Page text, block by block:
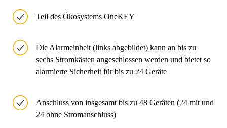
Teil des Ökosystems OneKEY
Die Alarmeinheit (links abgebildet) kann an bis zu
sechs Stromkästen angeschlossen werden und bietet so
alarmierte Sicherheit für bis zu 24 Geräte
Anschluss von insgesamt bis zu 48 Geräten (24 mit und
24 ohne Stromanschluss)